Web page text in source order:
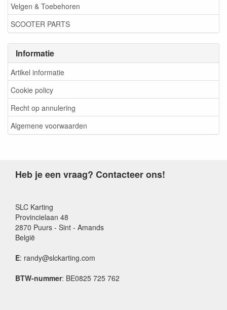
Velgen & Toebehoren
SCOOTER PARTS
Informatie
Artikel informatie
Cookie policy
Recht op annulering
Algemene voorwaarden
Heb je een vraag? Contacteer ons!
SLC Karting
Provincielaan 48
2870 Puurs - Sint - Amands
België
E: randy@slckarting.com
BTW-nummer: BE0825 725 762